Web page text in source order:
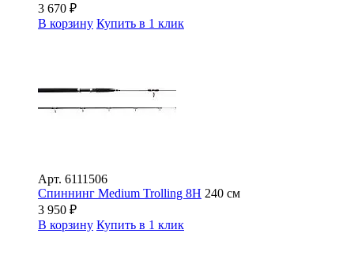
3 670 ₽
В корзину Купить в 1 клик
Арт. 6111506
Спиннинг Medium Trolling 8H 240 см
3 950 ₽
В корзину Купить в 1 клик